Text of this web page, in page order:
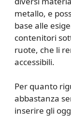
metallo, e
base alle
contenitori
ruote, che li
accessibili.
Per quanto
abbastanza
inserire gli